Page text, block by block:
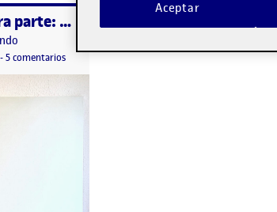
PEC3. Primera parte: montaje y entelado de un bastidor
18 febrero, 2022 4:54 pm
-5 comentariosen PEC3. Primera parte: montaje y entelado de
Aceptar